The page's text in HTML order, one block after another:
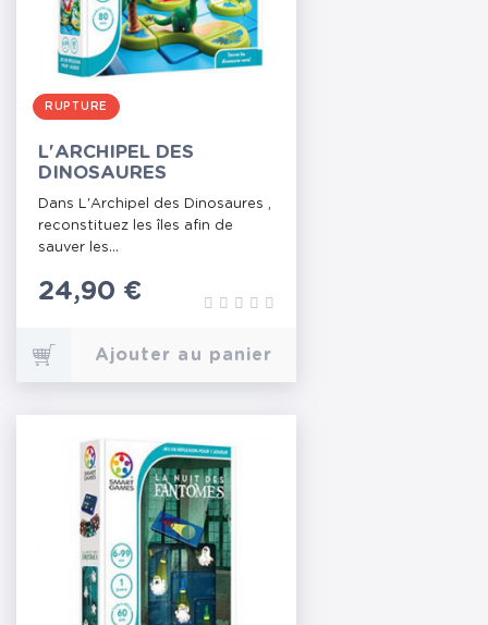
RUPTURE
L'ARCHIPEL DES
DINOSAURES
Dans L'Archipel des Dinosaures ,
reconstituez les îles afin de
sauver les...
Prix
24,90 €
Ajouter au panier